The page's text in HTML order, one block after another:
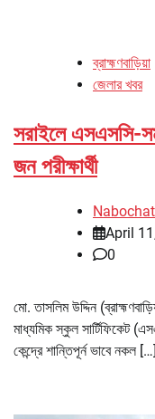
ব্রাহ্মণবাড়িয়া
জেলার খবর
সরাইলে এসএসসি-
জন পরীক্ষার্থী
April
0
মো. তাসলিম উদ্দিন
মাধ্যমিক স্কুল সার্টিফিকেট
কেন্দ্রে শান্তিপূর্ন ভাবে নকল […]